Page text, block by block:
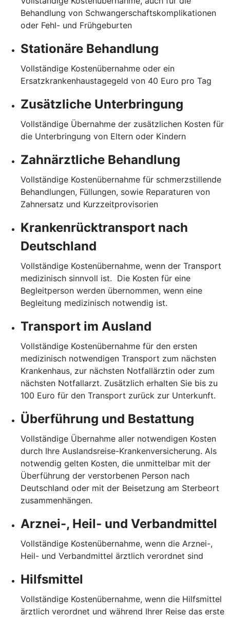
Behandlung von Schwangerschaftskomplikationen
oder Fehl- und Frühgeburten
Stationäre Behandlung
Vollständige Kostenübernahme oder ein
Ersatzkrankenhaustagegeld von 40 Euro pro Tag
Zusätzliche Unterbringung
Vollständige Übernahme der zusätzlichen Kosten für
die Unterbringung von Eltern oder Kindern
Zahnärztliche Behandlung
Vollständige Kostenübernahme für schmerzstillende
Behandlungen, Füllungen, sowie Reparaturen von
Zahnersatz und Kurzzeitprovisorien
Krankenrücktransport nach
Deutschland
Vollständige Kostenübernahme, wenn der Transport
medizinisch sinnvoll ist. Die Kosten für eine
Begleitperson werden übernommen, wenn eine
Begleitung medizinisch notwendig ist.
Transport im Ausland
Vollständige Kostenübernahme für den ersten
medizinisch notwendigen Transport zum nächsten
Krankenhaus, zur nächsten Notfallärztin oder zum
nächsten Notfallarzt. Zusätzlich erhalten Sie bis zu
100 Euro für den Transport zurück zur Unterkunft.
Überführung und Bestattung
Vollständige Übernahme aller notwendigen Kosten
durch Ihre Auslandsreise-Krankenversicherung. Als
notwendig gelten Kosten, die unmittelbar mit der
Überführung der verstorbenen Person nach
Deutschland oder mit der Beisetzung am Sterbeort
zusammenhängen.
Arznei-, Heil- und Verbandmittel
Vollständige Kostenübernahme, wenn die Arznei-,
Heil- und Verbandmittel ärztlich verordnet sind
Hilfsmittel
Vollständige Kostenübernahme, wenn die Hilfsmittel
ärztlich verordnet und während Ihrer Reise das erste